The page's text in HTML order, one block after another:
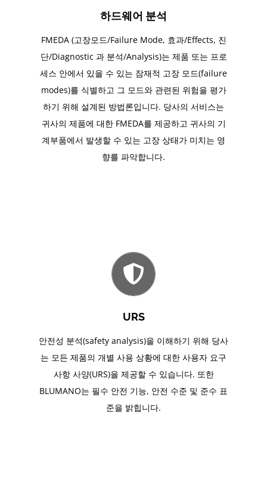
하드웨어 분석
FMEDA (고장모드/Failure Mode, 효과/Effects, 진
단/Diagnostic 과 분석/Analysis)는 제품 또는 프로
세스 안에서 있을 수 있는 잠재적 고장 모드(failure
modes)를 식별하고 그 모드와 관련된 위험을 평가
하기 위해 설계된 방법론입니다. 당사의 서비스는
귀사의 제품에 대한 FMEDA를 제공하고 귀사의 기
계부품에서 발생할 수 있는 고장 상태가 미치는 영
향를 파악합니다.
URS
안전성 분석(safety analysis)을 이해하기 위해 당사
는 모든 제품의 개별 사용 상황에 대한 사용자 요구
사항 사양(URS)을 제공할 수 있습니다. 또한
BLUMANO는 필수 안전 기능, 안전 수준 및 준수 표
준을 밝힙니다.